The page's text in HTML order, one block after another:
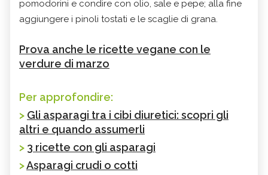
pomodorini e condire con olio, sale e pepe; alla fine
aggiungere i pinoli tostati e le scaglie di grana.
Prova anche le ricette vegane con le
verdure di marzo
Per approfondire:
> Gli asparagi tra i cibi diuretici: scopri gli
altri e quando assumerli
> 3 ricette con gli asparagi
>Asparagi crudi o cotti